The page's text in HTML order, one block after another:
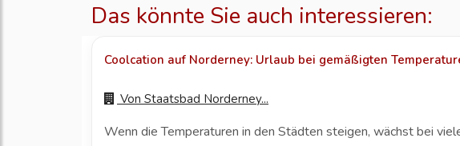
Das könnte Sie auch interessieren:
Coolcation auf Norderney: Urlaub bei gemäßigten
Von Staatsbad Norderney...
Wenn die Temperaturen in den Städten steigen, wächst bei